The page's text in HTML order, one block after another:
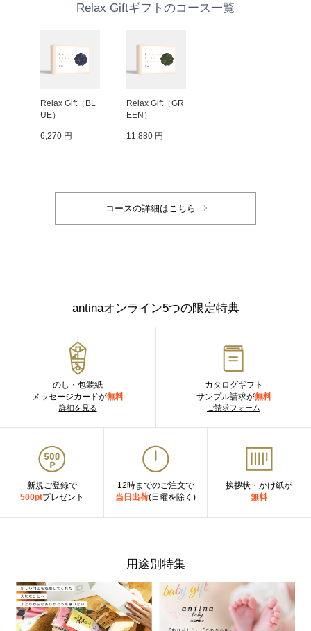
Relax Giftギフトのコース一覧
Relax Gift（BL
UE）
6,270 円
Relax Gift（GR
EEN）
11,880 円
antinaオンライン5つの限定特典
のし・包装紙
メッセージカードが無料
詳細を見る
カタログギフト
サンプル請求が無料
ご請求フォーム
新規ご登録で
500ptプレゼント
12時までのご注文で
当日出荷(日曜を除く)
挨拶状・かけ紙が
無料
用途別特集